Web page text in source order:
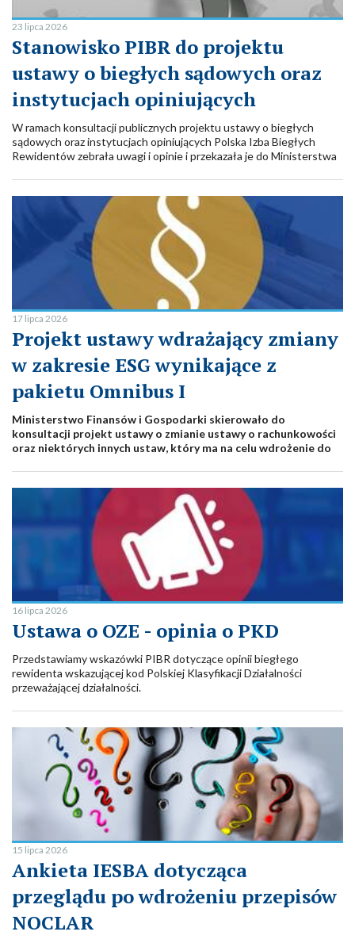
23 lipca 2026
Stanowisko PIBR do projektu
ustawy o biegłych sądowych oraz
instytucjach opiniujących
W ramach konsultacji publicznych projektu ustawy o biegłych
sądowych oraz instytucjach opiniujących Polska Izba Biegłych
Rewidentów zebrała uwagi i opinie i przekazała je do Ministerstwa
17 lipca 2026
Projekt ustawy wdrażający zmiany
w zakresie ESG wynikające z
pakietu Omnibus I
Ministerstwo Finansów i Gospodarki skierowało do
konsultacji projekt ustawy o zmianie ustawy o rachunkowości
oraz niektórych innych ustaw, który ma na celu wdrożenie do
zrównoważonego rozwoju (ESG) wynikających z tzw. pakietu
Omnibus I.
16 lipca 2026
Ustawa o OZE - opinia o PKD
Przedstawiamy wskazówki PIBR dotyczące opinii biegłego
rewidenta wskazującej kod Polskiej Klasyfikacji Działalności
przeważającej działalności.
15 lipca 2026
Ankieta IESBA dotycząca
przeglądu po wdrożeniu przepisów
NOCLAR